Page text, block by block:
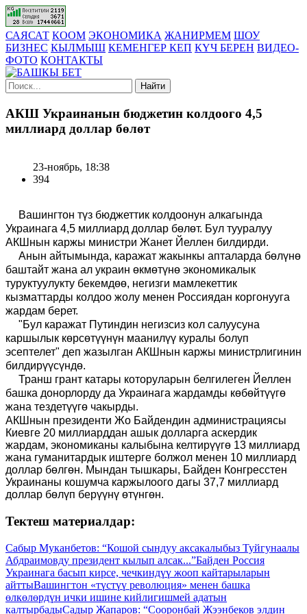
САЯСАТ КООМ ЭКОНОМИКА ЖАНИРМЕМ ШОУ
БИЗНЕС КЫЛМЫШ КЕМЕНГЕР КЕП КҮЧ БЕРЕН ВИДЕО-
ФОТО КОНТАКТЫ
Найти
АКШ Украинанын бюджетин колдоого 4,5
миллиард доллар бөлөт
23-ноябрь, 18:38
394
Вашингтон түз бюджеттик колдоонун алкагында
Украинага 4,5 миллиард доллар бөлөт. Бул тууралуу
АКШнын каржы министри Жанет Йеллен билдирди.
Анын айтымында, каражат жакынкы апталарда бөлүнө
баштайт жана ал украин өкмөтүнө экономикалык
туруктуулукту бекемдөө, негизги мамлекеттик
кызматтарды колдоо жолу менен Россиядан коргонууга
жардам берет.
"Бул каражат Путиндин негизсиз кол салуусуна
каршылык көрсөтүүнүн маанилүү куралы болуп
эсептелет" деп жазылган АКШнын каржы министрлигинин
билдирүүсүндө.
Транш грант катары которуларын белгилеген Йеллен
башка донорлорду да Украинага жардамды көбөйтүүгө
жана тездетүүгө чакырды.
АКШнын президенти Жо Байдендин администрациясы
Киевге 20 миллиарддан ашык долларга аскердик
жардам, экономиканы калыбына келтирүүгө 13 миллиард
жана гуманитардык иштерге болжол менен 10 миллиард
доллар бөлгөн. Мындан тышкары, Байден Конгресстен
Украинаны кошумча каржылоого дагы 37,7 миллиард
доллар бөлүп берүүнү өтүнгөн.
Тектеш материалдар:
Сабыр Муканбетов: “Кошой сындуу аксакалыбыз Туйгунаалы
Абдраимовду президент кылып алсак...”Байден Россия
Украинага басып кирсе, чечкиндүү жооп кайтарыларын
айттыВашингтон «түстүү революция» менен башка
өлкөлөрдүн ички ишине кийлигишмей адатын
калтырбадыСадыр Жапаров: “Сооронбай Жээнбеков элдин